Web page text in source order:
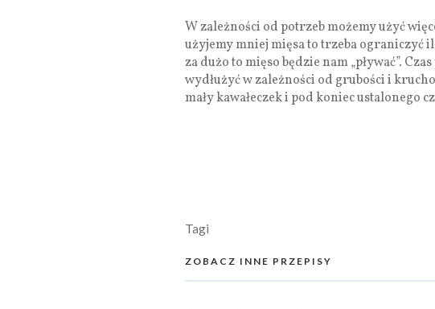
W zależności od potrzeb możemy użyć
użyjemy mniej mięsa to trzeba ograniczyć
za dużo to mięso będzie nam „pływać”.
wydłużyć w zależności od grubości i
mały kawałeczek i pod koniec ustalonego
Tagi
ZOBACZ INNE PRZEPISY